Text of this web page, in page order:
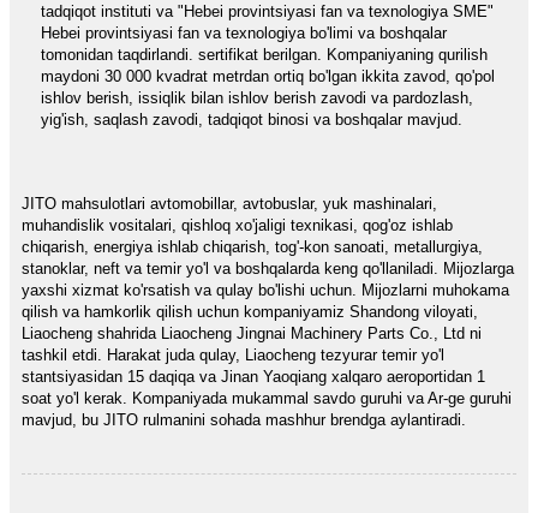
tadqiqot instituti va "Hebei provintsiyasi fan va texnologiya SME"
Hebei provintsiyasi fan va texnologiya bo'limi va boshqalar
tomonidan taqdirlandi. sertifikat berilgan. Kompaniyaning qurilish
maydoni 30 000 kvadrat metrdan ortiq bo'lgan ikkita zavod, qo'pol
ishlov berish, issiqlik bilan ishlov berish zavodi va pardozlash,
yig'ish, saqlash zavodi, tadqiqot binosi va boshqalar mavjud.
JITO mahsulotlari avtomobillar, avtobuslar, yuk mashinalari,
muhandislik vositalari, qishloq xo'jaligi texnikasi, qog'oz ishlab
chiqarish, energiya ishlab chiqarish, tog'-kon sanoati, metallurgiya,
stanoklar, neft va temir yo'l va boshqalarda keng qo'llaniladi. Mijozlarga
yaxshi xizmat ko'rsatish va qulay bo'lishi uchun. Mijozlarni muhokama
qilish va hamkorlik qilish uchun kompaniyamiz Shandong viloyati,
Liaocheng shahrida Liaocheng Jingnai Machinery Parts Co., Ltd ni
tashkil etdi. Harakat juda qulay, Liaocheng tezyurar temir yo'l
stantsiyasidan 15 daqiqa va Jinan Yaoqiang xalqaro aeroportidan 1
soat yo'l kerak. Kompaniyada mukammal savdo guruhi va Ar-ge guruhi
mavjud, bu JITO rulmanini sohada mashhur brendga aylantiradi.